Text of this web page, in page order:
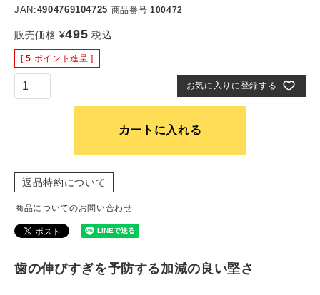
JAN:4904769104725 商品番号 100472
販売価格 ¥495 税込
[ 5 ポイント進呈 ]
お気に入りに登録する
カートに入れる
返品特約について
商品についてのお問い合わせ
歯の伸びすぎを予防する加減の良い堅さ